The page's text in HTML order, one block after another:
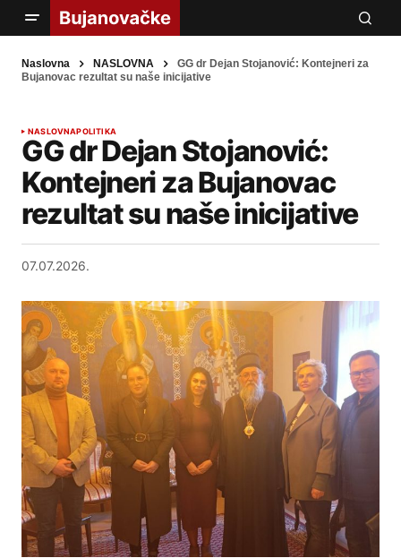
Naslovna NASLOVNA
GG dr Dejan Stojanović: Kontejneri za
Bujanovac rezultat su naše inicijative
NASLOVNAPOLITIKA
GG dr Dejan Stojanović:
Kontejneri za Bujanovac
rezultat su naše inicijative
07.07.2026.